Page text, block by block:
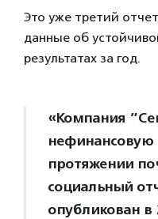
Это уже третий
данные об
результатах за год.
«Компания
нефинансовую
протяжении
социальный
опубликован в